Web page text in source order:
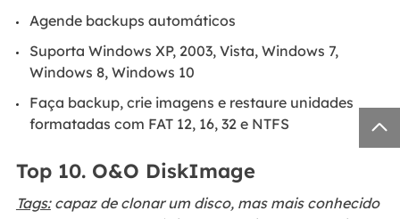
Agende backups automáticos
Suporta Windows XP, 2003, Vista, Windows 7,
Windows 8, Windows 10
Faça backup, crie imagens e restaure unidades
formatadas com FAT 12, 16, 32 e NTFS
Top 10. O&O DiskImage
Tags:capaz de clonar um disco, mas mais conhecido
